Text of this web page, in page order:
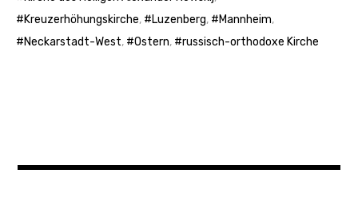
Kreuzerhöhungskirche, Luzenberg, Mannheim,
Neckarstadt-West, Ostern, russisch-orthodoxe Kirche